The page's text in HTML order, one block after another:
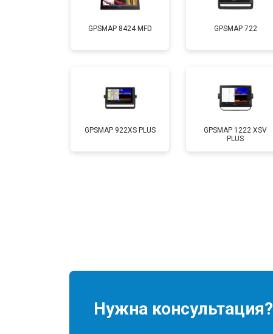
GPSMAP 8424 MFD GPSMAP 722
GPSMAP 922XS PLUS
GPSMAP 1222 XSV
PLUS
Нужна консультация?